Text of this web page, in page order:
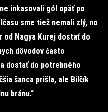
inkasovali gól opäť po
sme tiež nemali zlý, no
Nagya Kurej dostať do
dôvodov často
dostať do potrebného
šanca prišla, ale Bilčík
bránu.“